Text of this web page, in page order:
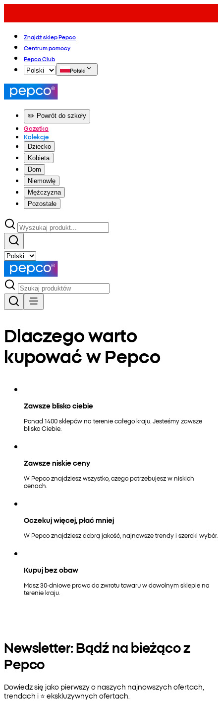
Znajdź sklep Pepco
Centrum pomocy
Pepco Club
Polski
✏️ Powrót do szkoły
Gazetka
Kolekcje
Dziecko
Kobieta
Dom
Niemowlę
Mężczyzna
Pozostałe
Dlaczego warto
kupować w Pepco
Zawsze blisko ciebie
Ponad 1400 sklepów na terenie całego kraju. Jesteśmy zawsze
blisko Ciebie.
Zawsze niskie ceny
W Pepco znajdziesz wszystko, czego potrzebujesz w niskich
cenach.
Oczekuj więcej, płać mniej
W Pepco znajdziesz dobrą jakość, najnowsze trendy i szeroki wybór.
Kupuj bez obaw
Masz 30-dniowe prawo do zwrotu towaru w dowolnym sklepie na
terenie kraju.
Newsletter: Bądź na bieżąco z
Pepco
Dowiedz się jako pierwszy o naszych najnowszych ofertach,
trendach i ⭐️ ekskluzywnych ofertach.